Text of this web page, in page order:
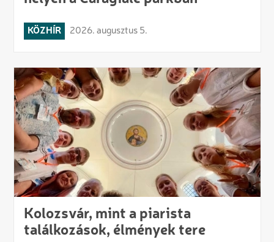
KÖZHÍR 2026. augusztus 5.
Kolozsvár, mint a piarista
találkozások, élmények tere